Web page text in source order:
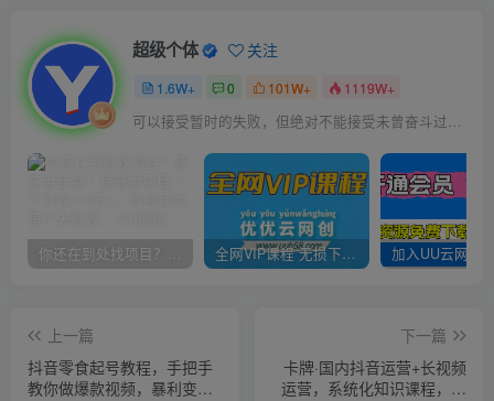
超级个体 关注
1.6W+ 0 101W+ 1119W+
可以接受暂时的失败，但绝对不能接受未曾奋斗过的自己
你还在到处找项目？还在当韭菜？我靠卖项目一个月收入5万+，曾经我也是个失败者。 全网VIP课程 无损下载~
上一篇
抖音零食起号教程，手把手
教你做爆款视频，暴利变现
下一篇
卡牌·国内抖音运营+长视频
运营，系统化知识课程，是